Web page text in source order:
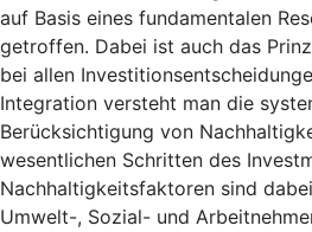
auf Basis eines fundamentalen
getroffen. Dabei ist auch das
bei allen
Integration versteht man die
Berücksichtigung von
wesentlichen Schritten des
Nachhaltigkeitsfaktoren sind
Umwelt-, Sozial- und